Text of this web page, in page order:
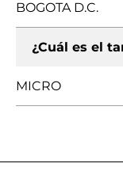
BOGOTA D.C.
¿Cuál es el
MICRO